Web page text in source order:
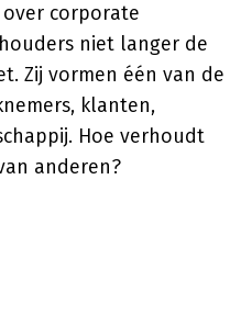
corporate
niet langer de
Zij vormen één van de
klanten,
Hoe verhoudt
anderen?